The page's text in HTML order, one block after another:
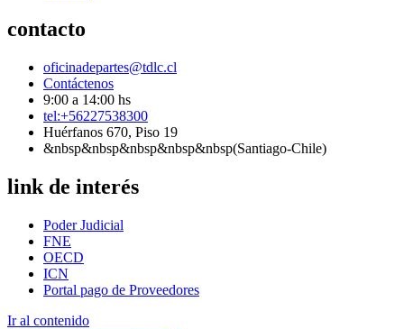
contacto
oficinadepartes@tdlc.cl
Contáctenos
9:00 a 14:00 hs
tel:+56227538300
Huérfanos 670, Piso 19
&nbsp&nbsp&nbsp&nbsp&nbsp(Santiago-Chile)
link de interés
Poder Judicial
FNE
OECD
ICN
Portal pago de Proveedores
Ir al contenido